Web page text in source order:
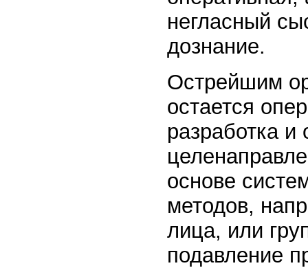
негласный
дознание.
Острейшим
остается
разработка и
основе
методов,
лица, или
подавление